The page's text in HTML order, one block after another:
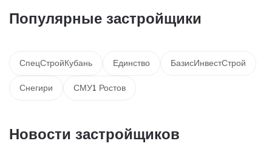
Популярные застройщики
СпецСтройКубань Единство БазисИнвестСтрой
Снегири СМУ1 Ростов
Новости застройщиков